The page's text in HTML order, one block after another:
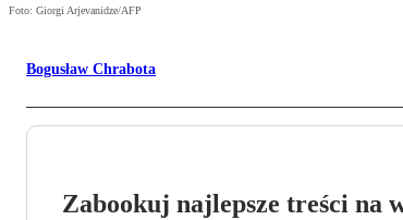
Foto: Giorgi Arjevanidze/AFP
Bogusław Chrabota
Zabookuj najlepsze treści na